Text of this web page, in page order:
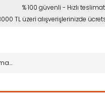
% 100 güvenli - Hızlı teslimat
TL üzeri alışverişlerinizde